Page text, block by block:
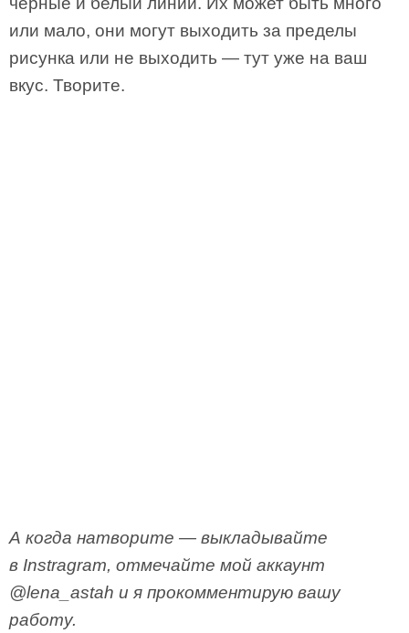
или мало, они могут выходить за пределы
рисунка или не выходить — тут уже на ваш
вкус. Творите.
А когда натворите — выкладывайте
в Instragram, отмечайте мой аккаунт
@lena_astah и я прокомментирую вашу
работу.